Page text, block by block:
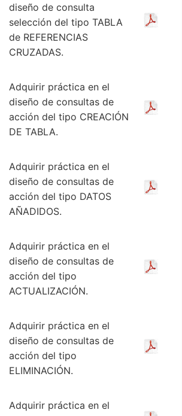
diseño de consulta
selección del tipo TABLA
de REFERENCIAS
CRUZADAS.
Adquirir práctica en el
diseño de consultas de
acción del tipo CREACIÓN
DE TABLA.
Adquirir práctica en el
diseño de consultas de
acción del tipo DATOS
AÑADIDOS.
Adquirir práctica en el
diseño de consultas de
acción del tipo
ACTUALIZACIÓN.
Adquirir práctica en el
diseño de consultas de
acción del tipo
ELIMINACIÓN.
Adquirir práctica en el